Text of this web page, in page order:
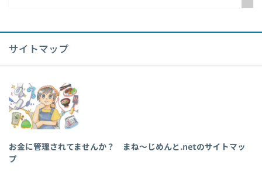
サイトマップ
お金に管理されてませんか？ まね～じめんと.netのサイトマッ
プ